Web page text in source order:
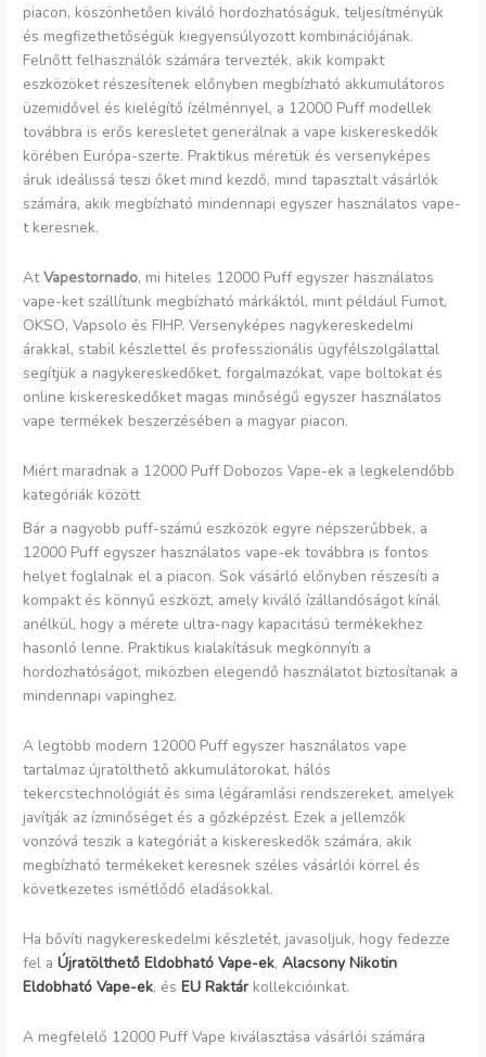
piacon, köszönhetően kiváló hordozhatóságuk, teljesítményük
és megfizethetőségük kiegyensúlyozott kombinációjának.
Felnőtt felhasználók számára tervezték, akik kompakt
eszközöket részesítenek előnyben megbízható akkumulátoros
üzemidővel és kielégítő ízélménnyel, a 12000 Puff modellek
továbbra is erős keresletet generálnak a vape kiskereskedők
körében Európa-szerte. Praktikus méretük és versenyképes
áruk ideálissá teszi őket mind kezdő, mind tapasztalt vásárlók
számára, akik megbízható mindennapi egyszer használatos vape-
t keresnek.
AtVapestornado, mi hiteles 12000 Puff egyszer használatos
vape-ket szállítunk megbízható márkáktól, mint például Fumot,
OKSO, Vapsolo és FIHP. Versenyképes nagykereskedelmi
árakkal, stabil készlettel és professzionális ügyfélszolgálattal
segítjük a nagykereskedőket, forgalmazókat, vape boltokat és
online kiskereskedőket magas minőségű egyszer használatos
vape termékek beszerzésében a magyar piacon.
Miért maradnak a 12000 Puff Dobozos Vape-ek a legkelendőbb
kategóriák között
Bár a nagyobb puff-számú eszközök egyre népszerűbbek, a
12000 Puff egyszer használatos vape-ek továbbra is fontos
helyet foglalnak el a piacon. Sok vásárló előnyben részesíti a
kompakt és könnyű eszközt, amely kiváló ízállandóságot kínál
anélkül, hogy a mérete ultra-nagy kapacitású termékekhez
hasonló lenne. Praktikus kialakításuk megkönnyíti a
hordozhatóságot, miközben elegendő használatot biztosítanak a
mindennapi vapinghez.
A legtöbb modern 12000 Puff egyszer használatos vape
tartalmaz újratölthető akkumulátorokat, hálós
tekercstechnológiát és sima légáramlási rendszereket, amelyek
javítják az ízminőséget és a gőzképzést. Ezek a jellemzők
vonzóvá teszik a kategóriát a kiskereskedők számára, akik
megbízható termékeket keresnek széles vásárlói körrel és
következetes ismétlődő eladásokkal.
Ha bővíti nagykereskedelmi készletét, javasoljuk, hogy fedezze
fel aÚjratölthető Eldobható Vape-ek,Alacsony Nikotin
Eldobható Vape-ek, ésEU Raktár kollekcióinkat.
A megfelelő 12000 Puff Vape kiválasztása vásárlói számára